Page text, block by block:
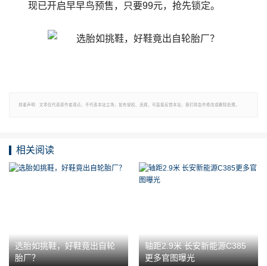
现已开启早早鸟预售，只要99元，抢先锁定。
郑重声明：文章仅代表原作者观点，不代表本站立场；如有侵权、违规，可直接反馈本站，我们将会作修改或删除处理。
相关阅读
选胎如挑鞋，好鞋竟出自轮
胎厂？
轴距2.9米 长安新能源C385
更多官图曝光